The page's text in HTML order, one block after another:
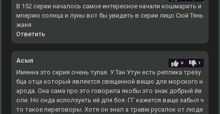
В 152 серии началось самое интересное начали кошмарить и
мперию солнца и луны вот бы увидеть в серии лицо Сюй Тянь
жаня
Ответить
Асыл 0 1
Именна это серия очень тупая. У Тан Утун есть реплика трезу
бца отца который является свещенной вещю для морского н
арода. Она сама про это говорила якобы это знак добрый йв
оли. Но онда исползуеть её для боя. ГГ кажется ваще забыл ч
то такое переговоры. Хотя он знал а травм русалок от люде